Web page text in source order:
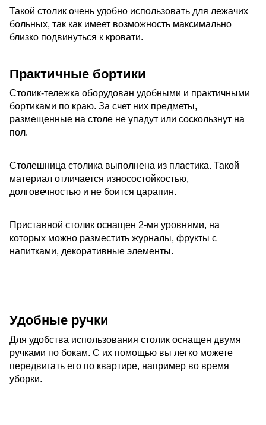
Такой столик очень удобно использовать для лежачих
больных, так как имеет возможность максимально
близко подвинуться к кровати.
Практичные бортики
Столик-тележка оборудован удобными и практичными
бортиками по краю. За счет них предметы,
размещенные на столе не упадут или соскользнут на
пол.
Столешница столика выполнена из пластика. Такой
материал отличается износостойкостью,
долговечностью и не боится царапин.
Приставной столик оснащен 2-мя уровнями, на
которых можно разместить журналы, фрукты с
напитками, декоративные элементы.
Удобные ручки
Для удобства использования столик оснащен двумя
ручками по бокам. С их помощью вы легко можете
передвигать его по квартире, например во время
уборки.